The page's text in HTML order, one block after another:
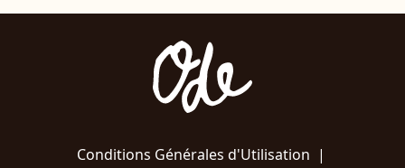
Conditions Générales d'Utilisation |